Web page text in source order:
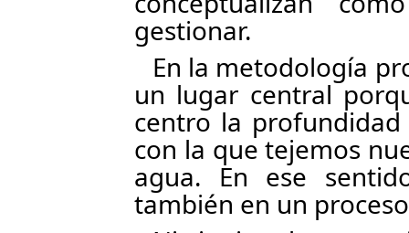
gestionar.
En la metodología
un lugar central
centro la
con la que tejemos
agua. En ese
también en un